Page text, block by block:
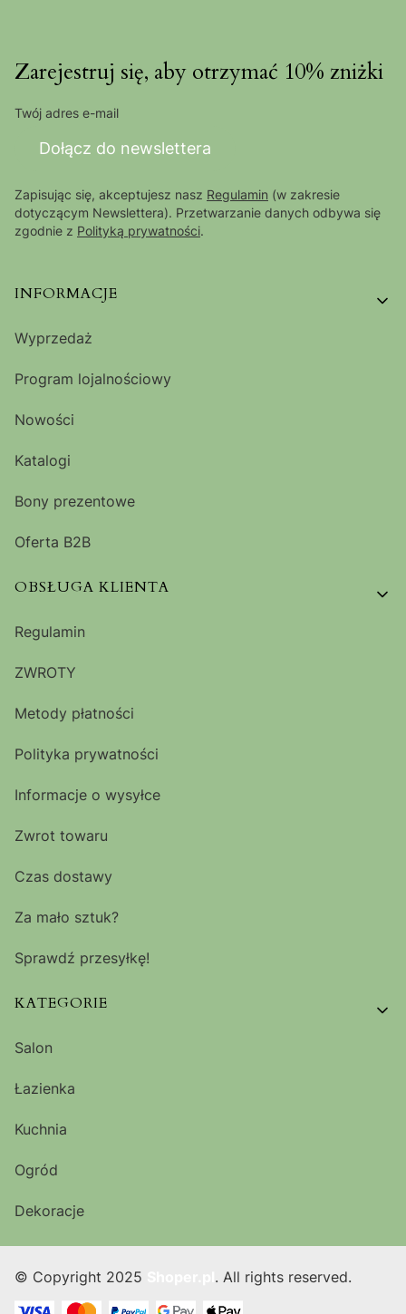
Zarejestruj się, aby otrzymać 10% zniżki
Twój adres e-mail
Dołącz do newslettera
Zapisując się, akceptujesz nasz Regulamin (w zakresie
dotyczącym Newslettera). Przetwarzanie danych odbywa się
zgodnie z Polityką prywatności.
Linki w stopce
INFORMACJE
Wyprzedaż
Program lojalnościowy
Nowości
Katalogi
Bony prezentowe
Oferta B2B
OBSŁUGA KLIENTA
Regulamin
ZWROTY
Metody płatności
Polityka prywatności
Informacje o wysyłce
Zwrot towaru
Czas dostawy
Za mało sztuk?
Sprawdź przesyłkę!
KATEGORIE
Salon
Łazienka
Kuchnia
Ogród
Dekoracje
© Copyright 2025 . All rights reserved.